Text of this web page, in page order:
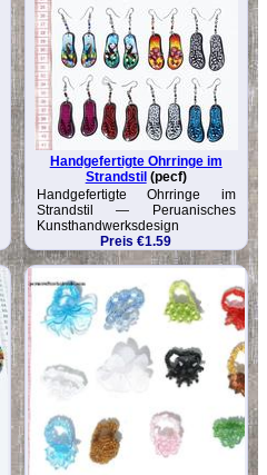
Handgefertigte Ohrringe im
Strandstil (pecf)
Handgefertigte Ohrringe im
Strandstil — Peruanisches
Kunsthandwerksdesign
Preis €1.59